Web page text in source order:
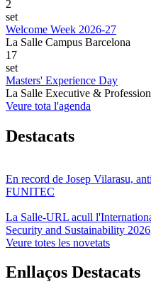
2
set
Welcome Week 2026-27
La Salle Campus Barcelona
17
set
Masters' Experience Day
La Salle Executive &
Veure tota l'agenda
Destacats
En record de Josep Vilarasu,
FUNITEC
La Salle-URL acull
Security and Sustainability 2026
Veure totes les novetats
Enllaços Destacats